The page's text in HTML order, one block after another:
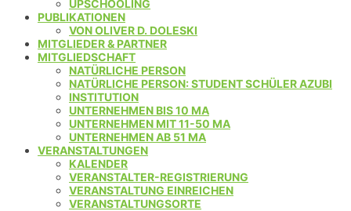
UPSCHOOLING
PUBLIKATIONEN
VON OLIVER D. DOLESKI
MITGLIEDER & PARTNER
MITGLIEDSCHAFT
NATÜRLICHE PERSON
NATÜRLICHE PERSON: STUDENT SCHÜLER AZUBI
INSTITUTION
UNTERNEHMEN BIS 10 MA
UNTERNEHMEN MIT 11-50 MA
UNTERNEHMEN AB 51 MA
VERANSTALTUNGEN
KALENDER
VERANSTALTER-REGISTRIERUNG
VERANSTALTUNG EINREICHEN
VERANSTALTUNGSORTE